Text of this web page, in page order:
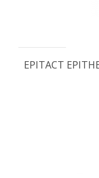
EPITACT